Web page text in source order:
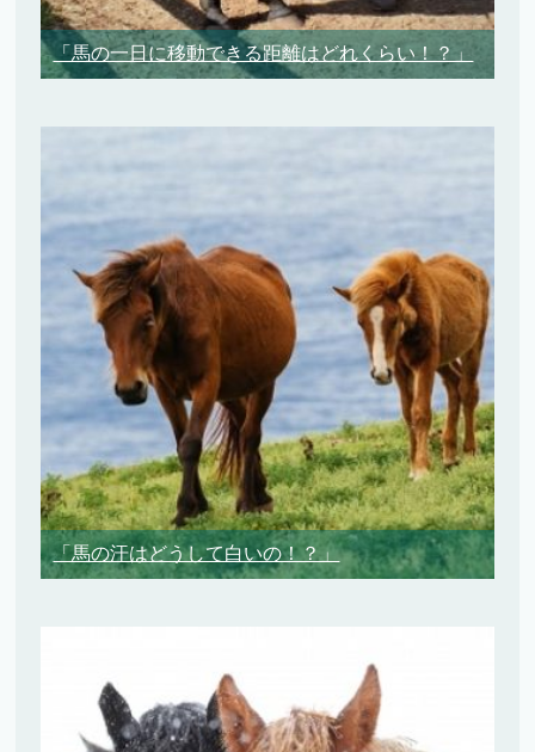
「馬の一日に移動できる距離はどれくらい！？」
「馬の汗はどうして白いの！？」